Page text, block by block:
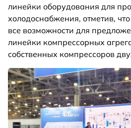
линейки оборудования для
холодоснабжения, отметив,
все возможности для
линейки компрессорных
собственных компрессоров